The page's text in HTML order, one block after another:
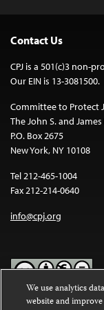
Contact Us
CPJ is a 501(c)3 non-
Our EIN is 13-3081500.
Committee to Protect
The John S. and
P.O. Box 2675
New York, NY 10108
Tel 212-465-1004
Fax 212-214-0640
info@cpj.org
Except where noted,
We use analytics
website and